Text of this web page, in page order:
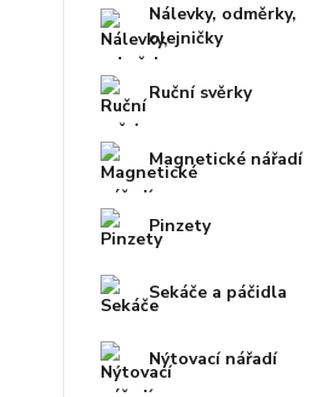
Nálevky, odměrky,
olejničky
Ruční svěrky
Magnetické nářadí
Pinzety
Sekáče a páčidla
Nýtovací nářadí